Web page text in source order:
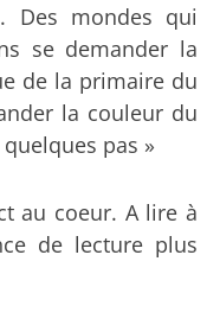
Des mondes qui
se demander la
de la primaire du
la couleur du
pas »
au coeur. A lire à
de lecture plus